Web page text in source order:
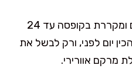
כן. אני מכינה את הכדורים ומקררת בקופסה עד 24
יום לפני, ורק לבשל את
מרקם אוורירי.